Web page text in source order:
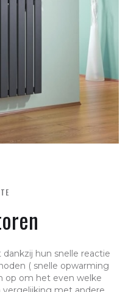
hun snelle reactie
( snelle opwarming
op om het even welke